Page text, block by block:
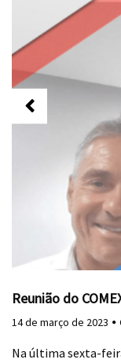
Reunião do
14 de março de 2023
Na última sexta-